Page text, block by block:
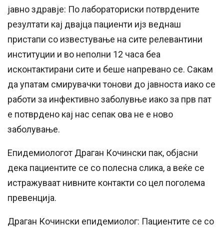
јавно здравје: По лабораториски потврдените
резултати кај двајца пациенти ијз веднаш
пристапи со известување на сите релевантини
институции и во неполни 12 часа беа
исконтактирани сите и беше напревано се. Сакам
да упатам смирувачки тонови до јавноста иако се
работи за инфективно заболувње иако за прв пат
е потврдено кај нас сепак ова не е ново
заболување.
Епидемиологот Драган Кочински пак, објасни
дека пациентите се со полесна слика, а веќе се
истражуваат нивните контакти со цел поголема
превенција.
Драган Кочински епидемиолог: Пациентите се со